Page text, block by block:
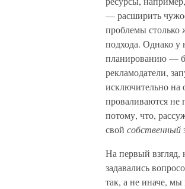
— расширить
проблемы столько
подхода. Однако у
планированию —
рекламодатели,
исключительно
проваливаются
потому, что,
свой собственный
На первый взгляд,
задавались
так, а не иначе,